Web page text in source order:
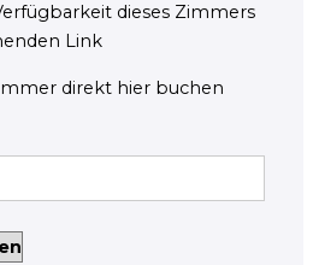
dieses Zimmers
Link
direkt hier buchen